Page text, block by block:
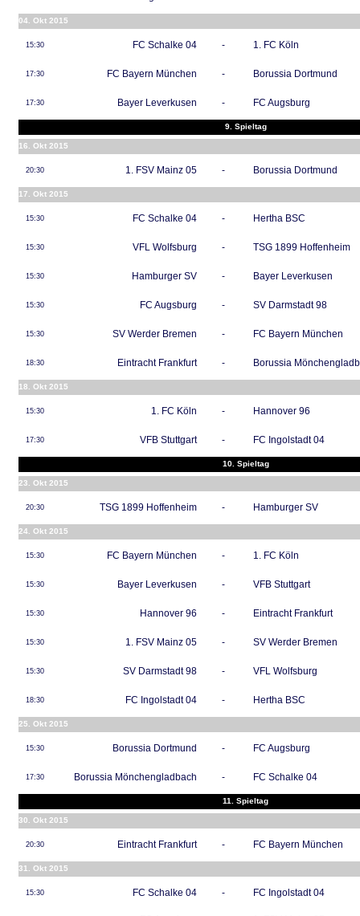
04. Okt 2015
15:30 FC Schalke 04 - 1. FC Köln
17:30 FC Bayern München - Borussia Dortmund
17:30 Bayer Leverkusen - FC Augsburg
9. Spieltag
16. Okt 2015
20:30 1. FSV Mainz 05 - Borussia Dortmund
17. Okt 2015
15:30 FC Schalke 04 - Hertha BSC
15:30 VFL Wolfsburg - TSG 1899 Hoffenheim
15:30 Hamburger SV - Bayer Leverkusen
15:30 FC Augsburg - SV Darmstadt 98
15:30 SV Werder Bremen - FC Bayern München
18:30 Eintracht Frankfurt - Borussia
18. Okt 2015
15:30 1. FC Köln - Hannover 96
17:30 VFB Stuttgart - FC Ingolstadt 04
10. Spieltag
23. Okt 2015
20:30 TSG 1899 Hoffenheim - Hamburger SV
24. Okt 2015
15:30 FC Bayern München - 1. FC Köln
15:30 Bayer Leverkusen - VFB Stuttgart
15:30 Hannover 96 - Eintracht Frankfurt
15:30 1. FSV Mainz 05 - SV Werder Bremen
15:30 SV Darmstadt 98 - VFL Wolfsburg
18:30 FC Ingolstadt 04 - Hertha BSC
25. Okt 2015
15:30 Borussia Dortmund - FC Augsburg
17:30 Borussia Mönchengladbach - FC Schalke 04
11. Spieltag
30. Okt 2015
20:30 Eintracht Frankfurt - FC Bayern München
31. Okt 2015
15:30 FC Schalke 04 - FC Ingolstadt 04